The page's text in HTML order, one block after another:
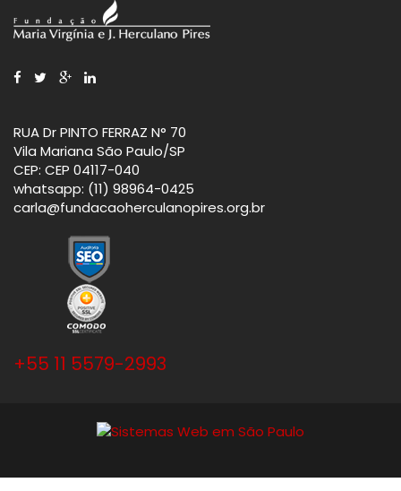
RUA Dr PINTO FERRAZ N° 70
Vila Mariana São Paulo/SP
CEP: CEP 04117-040
whatsapp: (11) 98964-0425
carla@fundacaoherculanopires.org.br
+55 11 5579-2993